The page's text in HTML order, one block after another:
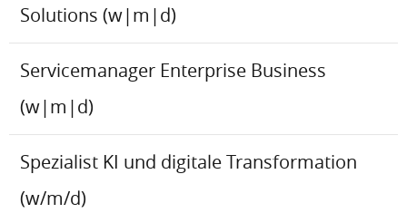
Solutions (w|m|d)
Servicemanager Enterprise Business
(w|m|d)
Spezialist KI und digitale Transformation
(w/m/d)